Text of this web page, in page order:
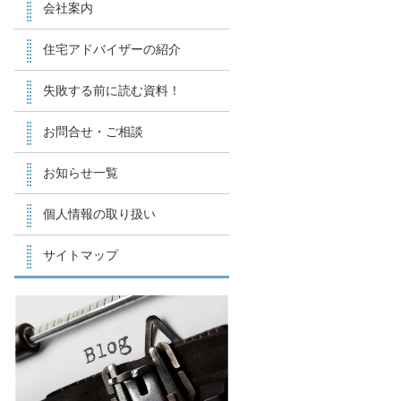
会社案内
住宅アドバイザーの紹介
失敗する前に読む資料！
お問合せ・ご相談
お知らせ一覧
個人情報の取り扱い
サイトマップ